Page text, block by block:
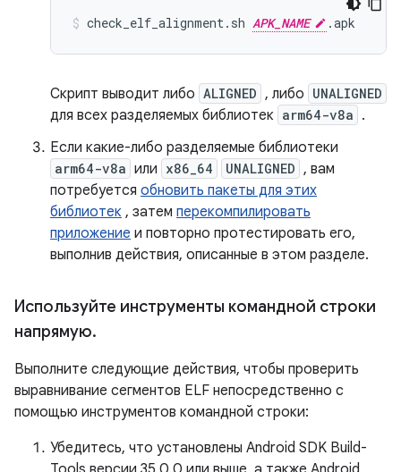
check_elf_alignment.sh APK_NAME
Скрипт выводит либо ALIGNED , либо UNALIGNED
для всех разделяемых библиотек arm64-v8a .
Если какие-либо разделяемые библиотеки
arm64-v8a или x86_64 UNALIGNED , вам
потребуется обновить пакеты для этих
библиотек , затем перекомпилировать
приложение и повторно протестировать его,
выполнив действия, описанные в этом разделе.
Используйте инструменты командной строки
напрямую.
Выполните следующие действия, чтобы проверить
выравнивание сегментов ELF непосредственно с
помощью инструментов командной строки:
Убедитесь, что установлены Android SDK Build-